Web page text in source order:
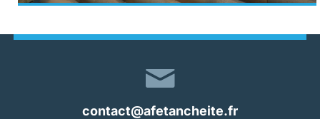
contact@afetancheite.fr